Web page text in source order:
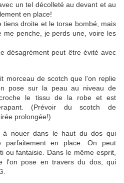
un tel décolleté au devant et au
en place!
tiens droite et le torse bombé, mais
me penche, je perds une, voire les
désagrément peut être évité avec
morceau de scotch que l'on replie
pose sur la peau au niveau de
le tissu de la robe et est
(Prévoir du scotch de
prolongée!)
nouer dans le haut du dos qui
parfaitement en place. On peut
ou fantaisie. Dans le même esprit,
l'on pose en travers du dos, qui